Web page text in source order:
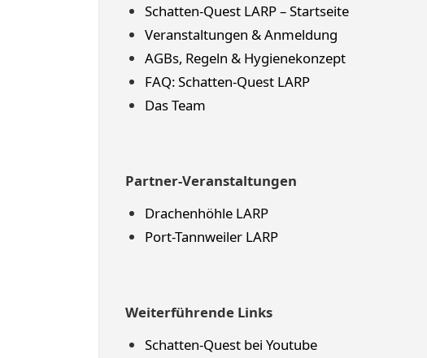
Schatten-Quest LARP – Startseite
Veranstaltungen & Anmeldung
AGBs, Regeln & Hygienekonzept
FAQ: Schatten-Quest LARP
Das Team
Partner-Veranstaltungen
Drachenhöhle LARP
Port-Tannweiler LARP
Weiterführende Links
Schatten-Quest bei Youtube